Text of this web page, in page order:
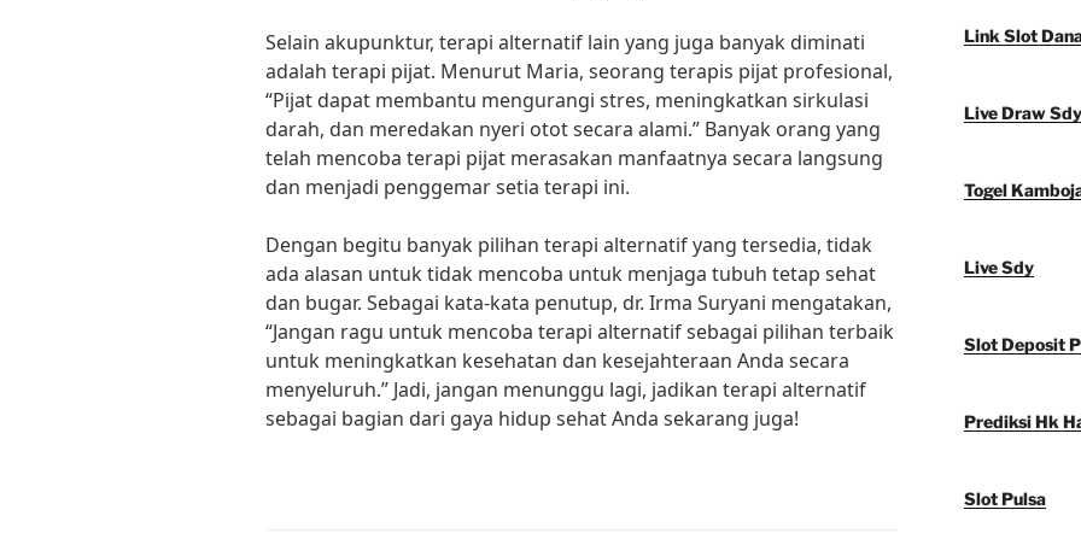
Selain akupunktur, terapi alternatif lain yang juga banyak diminati
adalah terapi pijat. Menurut Maria, seorang terapis pijat profesional,
“Pijat dapat membantu mengurangi stres, meningkatkan sirkulasi
darah, dan meredakan nyeri otot secara alami.” Banyak orang yang
telah mencoba terapi pijat merasakan manfaatnya secara langsung
dan menjadi penggemar setia terapi ini.
Dengan begitu banyak pilihan terapi alternatif yang tersedia, tidak
ada alasan untuk tidak mencoba untuk menjaga tubuh tetap sehat
dan bugar. Sebagai kata-kata penutup, dr. Irma Suryani mengatakan,
“Jangan ragu untuk mencoba terapi alternatif sebagai pilihan terbaik
untuk meningkatkan kesehatan dan kesejahteraan Anda secara
menyeluruh.” Jadi, jangan menunggu lagi, jadikan terapi alternatif
sebagai bagian dari gaya hidup sehat Anda sekarang juga!
Link Slot
Live Draw Sdy
Togel
Live Sdy
Slot Deposit
Prediksi Hk
Slot Pulsa